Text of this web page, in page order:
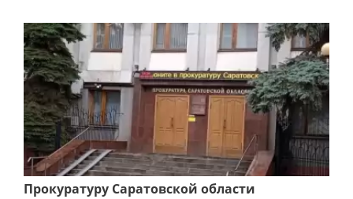
Прокуратуру Саратовской области